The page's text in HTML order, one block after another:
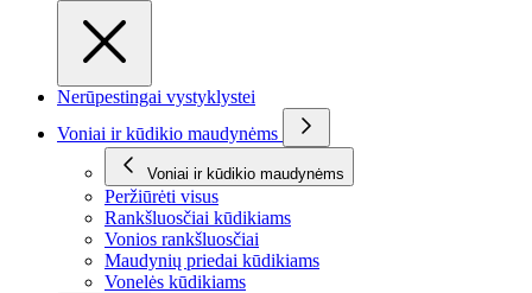
Nerūpestingai vystyklystei
Voniai ir kūdikio maudynėms
Voniai ir kūdikio maudynėms
Peržiūrėti visus
Rankšluosčiai kūdikiams
Vonios rankšluosčiai
Maudynių priedai kūdikiams
Vonelės kūdikiams